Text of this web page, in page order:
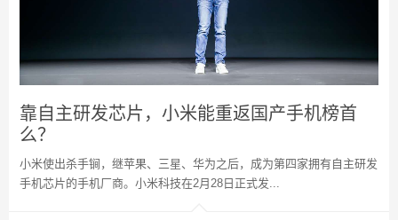
靠自主研发芯片，小米能重返国产手机榜首
么？
小米使出杀手锏，继苹果、三星、华为之后，成为第四家拥有自主研发
手机芯片的手机厂商。小米科技在2月28日正式发...